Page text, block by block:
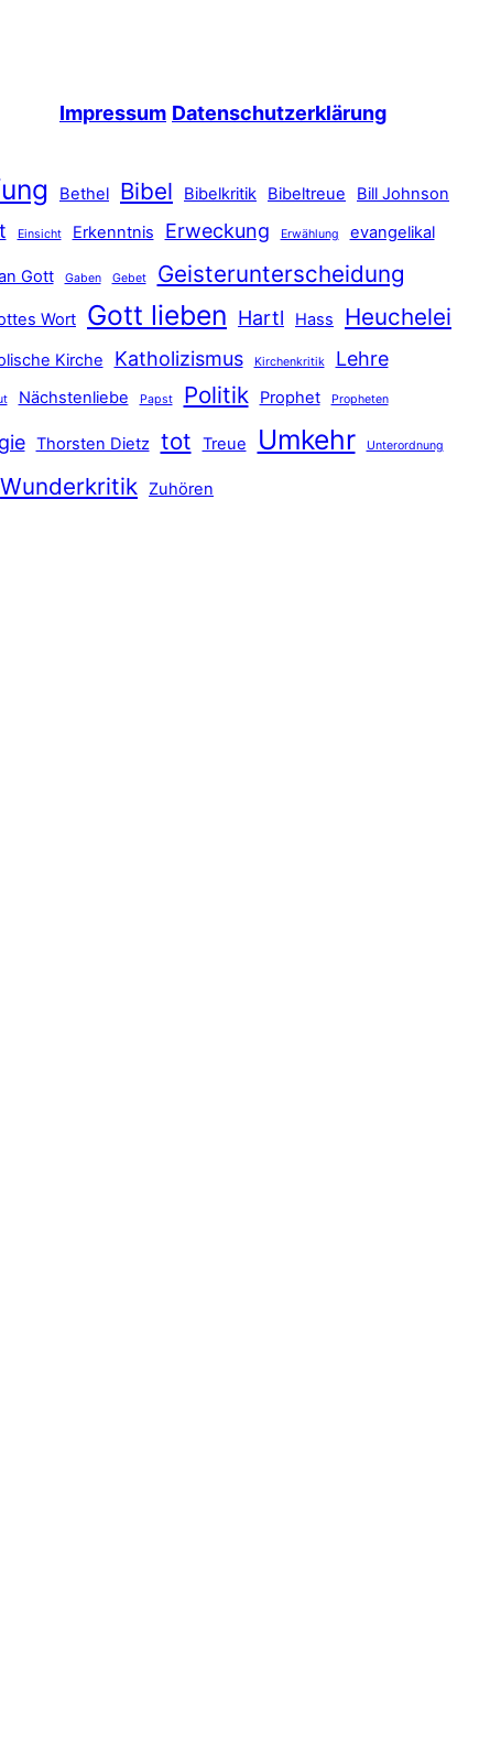
Impressum Datenschutzerklärung
Bethel Bibel Bibelkritik Bibeltreue Bill Johnson
Einsicht Erkenntnis Erweckung Erwählung evangelikal
Gott Gaben Gebet Geisterunterscheidung
Wort Gott lieben Hartl Hass Heuchelei
Kirche Katholizismus Kirchenkritik Lehre
Nächstenliebe Papst Politik Prophet Propheten
Thorsten Dietz tot Treue Umkehr Unterordnung
Wunderkritik Zuhören